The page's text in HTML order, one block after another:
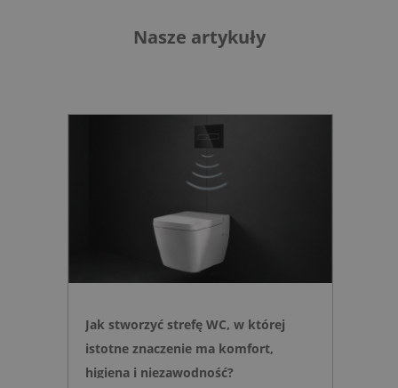
Nasze artykuły
Jak stworzyć strefę WC, w której
istotne znaczenie ma komfort,
higiena i niezawodność?